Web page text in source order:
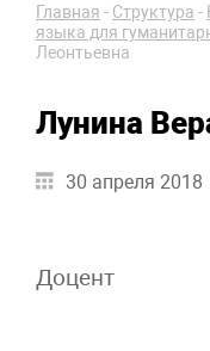
Главная - Структура -
языка для
Леонтьевна
Лунина
30 апреля 2018
Доцент